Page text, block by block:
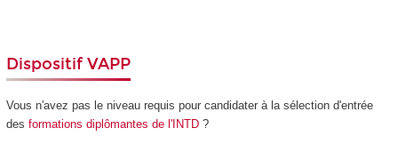
Dispositif VAPP
Vous n'avez pas le niveau requis pour candidater à la sélection d'entrée
des formations diplômantes de l'INTD?